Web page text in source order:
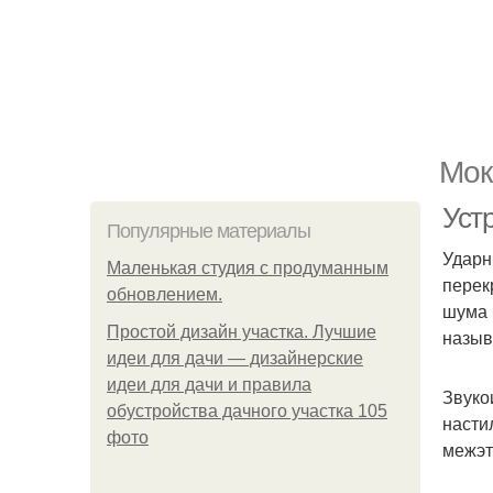
Популярные материалы
Маленькая студия с продуманным
обновлением.
Простой дизайн участка. Лучшие
идеи для дачи — дизайнерские
идеи для дачи и правила
обустройства дачного участка 105
фото
шума